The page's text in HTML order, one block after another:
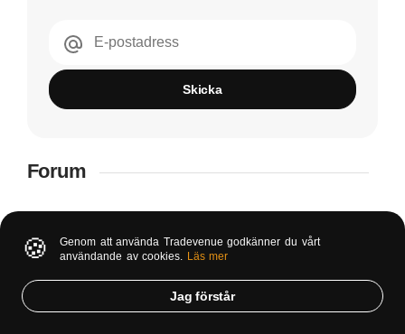
E-postadress
Skicka
Forum
🍪
Genom att använda Tradevenue godkänner du vårt
användande av cookies. Läs mer
Jag förstår